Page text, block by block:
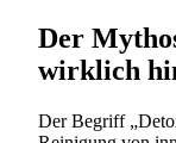
Der
wirklich
Der Begriff